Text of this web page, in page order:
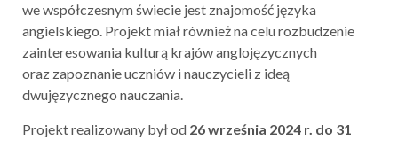
we współczesnym świecie jest znajomość języka
angielskiego. Projekt miał również na celu rozbudzenie
zainteresowania kulturą krajów anglojęzycznych
oraz zapoznanie uczniów i nauczycieli z ideą
dwujęzycznego nauczania.
Projekt realizowany był od 26 września 2024 r. do 31